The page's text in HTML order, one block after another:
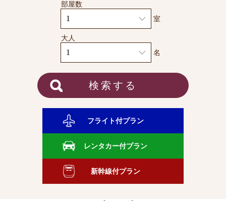
部屋数
室
大人
名
検索する
フライト付プラン
レンタカー付プラン
新幹線付プラン